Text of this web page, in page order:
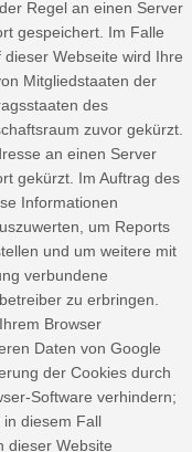
Regel an einen Server
gespeichert. Im Falle
Webseite wird Ihre
Mitgliedstaaten der
des
zuvor gekürzt.
an einen Server
gekürzt. Im Auftrag des
Informationen
um Reports
und um weitere mit
verbundene
zu erbringen.
Browser
Daten von Google
der Cookies durch
Software verhindern;
diesem Fall
dieser Website